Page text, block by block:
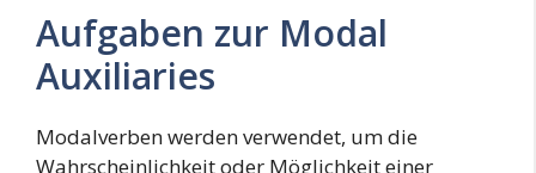
Aufgaben zur Modal
Auxiliaries
Modalverben werden verwendet, um die
Wahrscheinlichkeit oder Möglichkeit einer